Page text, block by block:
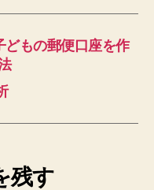
どもの郵便口座を作
残す